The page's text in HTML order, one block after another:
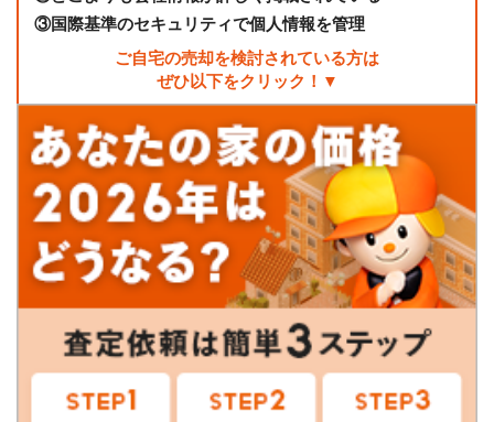
③国際基準のセキュリティで個人情報を管理
ご自宅の売却を検討されている方は
ぜひ以下をクリック！▼